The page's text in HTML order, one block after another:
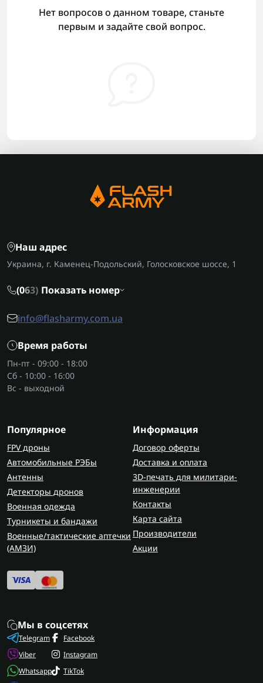
Нет вопросов о данном товаре, станьте
первым и задайте свой вопрос.
Наш адрес
Украина, г. Каменец-Подольский, Голосковское шоссе, 1
(063) Показать номер
info@flasharmy.com.ua
Время работы
Пн-пт - 09:00 - 18:00
Сб - 10:00 - 16:00
Вс - выходной
Популярное
FPV дроны
Автомобильные РЭБы
Антенны
Детекторы дронов
Военная одежда
Турникеты и бандажи
Военные/тактические аптечки
(AMЗИ)
Информация
Договор оферты
Доставка и оплата
3D-печать для милитари-
инженерии
Контакты
Карта сайта
Производители
Акции
Мы в соцсетях
Telegram
Viber
Whatsapp
Facebook
Instagram
TikTok